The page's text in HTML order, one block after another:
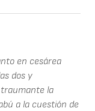
en cesárea
dos y
traumante la
a la cuestión de